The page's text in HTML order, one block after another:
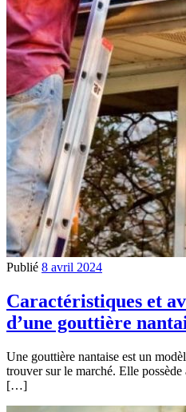
Publié 8 avril 2024
Caractéristiques et
d’une gouttière
Une gouttière nantaise est un
trouver sur le marché. Elle
[…]